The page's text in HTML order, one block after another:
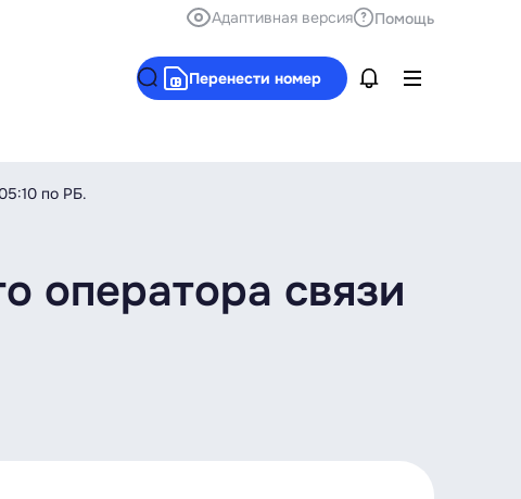
Адаптивная версия Помощь
Перенести номер
по РБ.
оператора связи